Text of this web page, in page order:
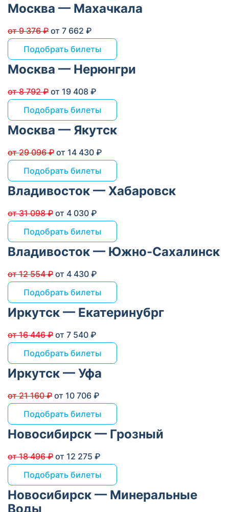
Москва — Махачкала
от 9 376 ₽ от 7 662 ₽
Подобрать билеты
Москва — Нерюнгри
от 8 792 ₽ от 19 408 ₽
Подобрать билеты
Москва — Якутск
от 29 096 ₽ от 14 430 ₽
Подобрать билеты
Владивосток — Хабаровск
от 31 098 ₽ от 4 030 ₽
Подобрать билеты
Владивосток — Южно-Сахалинск
от 12 554 ₽ от 4 430 ₽
Подобрать билеты
Иркутск — Екатеринубрг
от 16 446 ₽ от 7 540 ₽
Подобрать билеты
Иркутск — Уфа
от 21 160 ₽ от 10 706 ₽
Подобрать билеты
Новосибирск — Грозный
от 18 496 ₽ от 12 275 ₽
Подобрать билеты
Новосибирск — Минеральные
Воды